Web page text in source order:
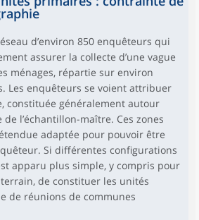
d’environ 850 enquêteurs qui
assurer la collecte d’une vague
ménages, répartie sur environ
Les enquêteurs se voient attribuer
constituée généralement autour
l’échantillon-maître. Ces zones
adaptée pour pouvoir être
Si différentes configurations
apparu plus simple, y compris pour
de constituer les unités
de réunions de communes